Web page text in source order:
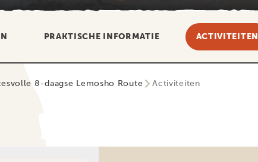
PRAKTISCHE INFORMATIE ACTIVITEITEN
8-daagse Lemosho Route Activiteiten